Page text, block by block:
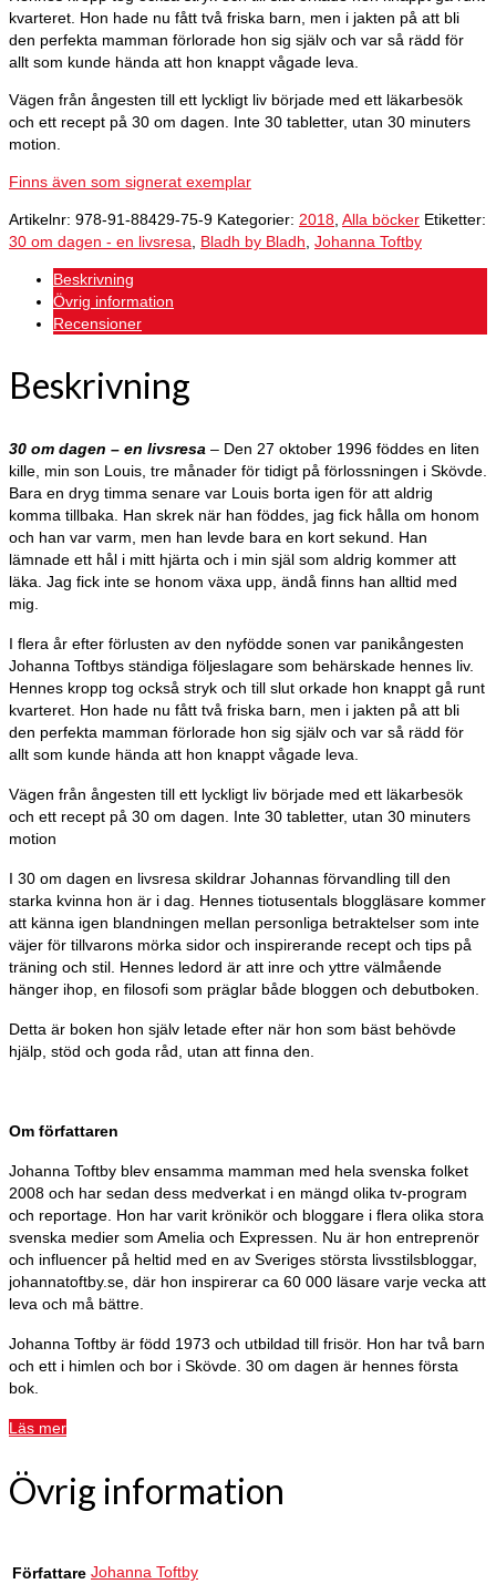
kvarteret. Hon hade nu fått två friska barn, men i jakten på att bli
den perfekta mamman förlorade hon sig själv och var så rädd för
allt som kunde hända att hon knappt vågade leva.
Vägen från ångesten till ett lyckligt liv började med ett läkarbesök
och ett recept på 30 om dagen. Inte 30 tabletter, utan 30 minuters
motion.
Finns även som signerat exemplar
Artikelnr: 978-91-88429-75-9 Kategorier: 2018 Alla böcker Etiketter:
30 om dagen - en livsresa
Bladh by Bladh Johanna Toftby
Beskrivning
Övrig information
Recensioner
Beskrivning
30 om dagen – en livsresa – Den 27 oktober 1996 föddes en liten
kille, min son Louis, tre månader för tidigt på förlossningen i Skövde.
Bara en dryg timma senare var Louis borta igen för att aldrig
komma tillbaka. Han skrek när han föddes, jag fick hålla om honom
och han var varm, men han levde bara en kort sekund. Han
lämnade ett hål i mitt hjärta och i min själ som aldrig kommer att
läka. Jag fick inte se honom växa upp, ändå finns han alltid med
mig.
I flera år efter förlusten av den nyfödde sonen var panikångesten
Johanna Toftbys ständiga följeslagare som behärskade hennes liv.
Hennes kropp tog också stryk och till slut orkade hon knappt gå runt
kvarteret. Hon hade nu fått två friska barn, men i jakten på att bli
den perfekta mamman förlorade hon sig själv och var så rädd för
allt som kunde hända att hon knappt vågade leva.
Vägen från ångesten till ett lyckligt liv började med ett läkarbesök
och ett recept på 30 om dagen. Inte 30 tabletter, utan 30 minuters
motion
I 30 om dagen en livsresa skildrar Johannas förvandling till den
starka kvinna hon är i dag. Hennes tiotusentals bloggläsare kommer
att känna igen blandningen mellan personliga betraktelser som inte
väjer för tillvarons mörka sidor och inspirerande recept och tips på
träning och stil. Hennes ledord är att inre och yttre välmående
hänger ihop, en filosofi som präglar både bloggen och debutboken.
Detta är boken hon själv letade efter när hon som bäst behövde
hjälp, stöd och goda råd, utan att finna den.
Om författaren
Johanna Toftby blev ensamma mamman med hela svenska folket
2008 och har sedan dess medverkat i en mängd olika tv-program
och reportage. Hon har varit krönikör och bloggare i flera olika stora
svenska medier som Amelia och Expressen. Nu är hon entreprenör
och influencer på heltid med en av Sveriges största livsstilsbloggar,
johannatoftby.se, där hon inspirerar ca 60 000 läsare varje vecka att
leva och må bättre.
Johanna Toftby är född 1973 och utbildad till frisör. Hon har två barn
och ett i himlen och bor i Skövde. 30 om dagen är hennes första
bok.
Läs mer
Övrig information
Författare Johanna Toftby